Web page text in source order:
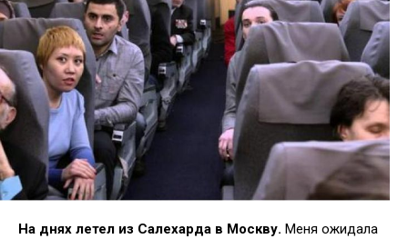
На днях летел из Салехарда в Москву. Меня ожидала